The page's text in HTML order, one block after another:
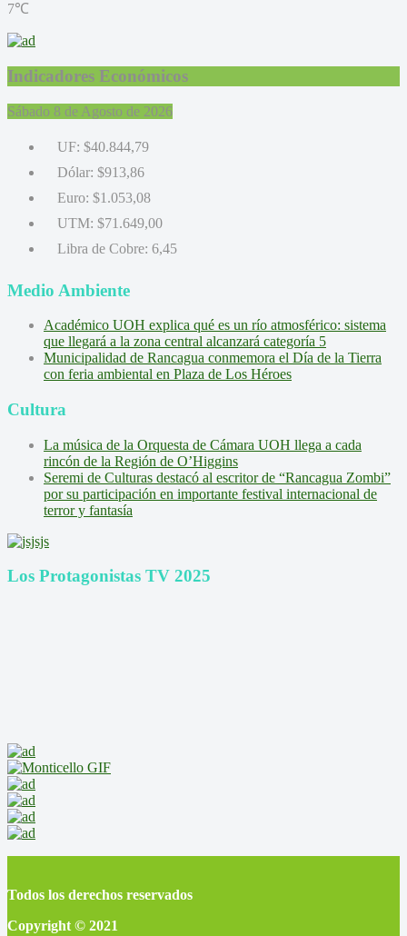
7℃
Indicadores Económicos
Sábado 8 de Agosto de 2026
UF: $40.844,79
Dólar: $913,86
Euro: $1.053,08
UTM: $71.649,00
Libra de Cobre: 6,45
Medio Ambiente
Académico UOH explica qué es un río atmosférico: sistema
que llegará a la zona central alcanzará categoría 5
Municipalidad de Rancagua conmemora el Día de la Tierra
con feria ambiental en Plaza de Los Héroes
Cultura
La música de la Orquesta de Cámara UOH llega a cada
rincón de la Región de O’Higgins
Seremi de Culturas destacó al escritor de “Rancagua Zombi”
por su participación en importante festival internacional de
terror y fantasía
Los Protagonistas TV 2025
Todos los derechos reservados
Copyright © 2021